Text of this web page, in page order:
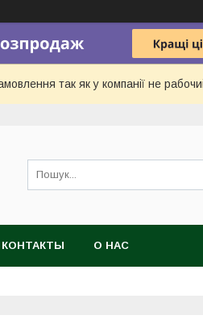
так як у компанії не
КОНТАКТЫ О НАС